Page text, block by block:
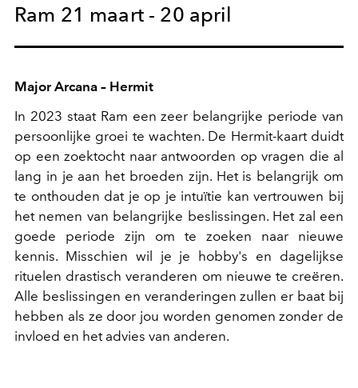
Ram 21 maart - 20 april
Major Arcana – Hermit
In 2023 staat Ram een zeer belangrijke periode van
persoonlijke groei te wachten. De Hermit-kaart duidt
op een zoektocht naar antwoorden op vragen die al
lang in je aan het broeden zijn. Het is belangrijk om
te onthouden dat je op je intuïtie kan vertrouwen bij
het nemen van belangrijke beslissingen. Het zal een
goede periode zijn om te zoeken naar nieuwe
kennis. Misschien wil je je hobby's en dagelijkse
rituelen drastisch veranderen om nieuwe te creëren.
Alle beslissingen en veranderingen zullen er baat bij
hebben als ze door jou worden genomen zonder de
invloed en het advies van anderen.